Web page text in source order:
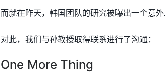
而就在昨天，韩国团队的研究被曝出一个意
对此，我们与孙教授取得联系进行了沟通：
One More Thing